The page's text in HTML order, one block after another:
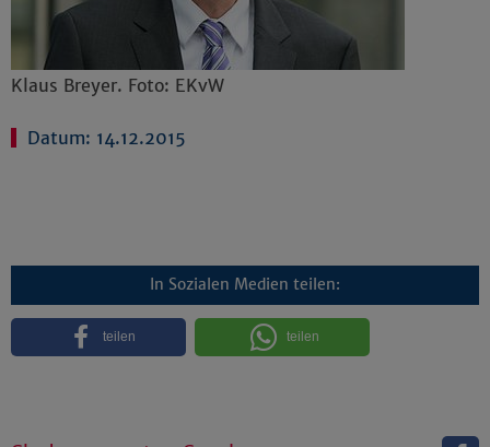
Klaus Breyer. Foto: EKvW
Datum: 14.12.2015
In Sozialen Medien teilen:
teilen teilen